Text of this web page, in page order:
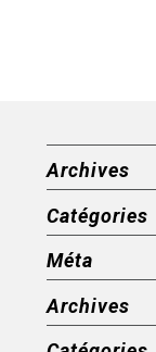
Archives
Catégories
Méta
Archives